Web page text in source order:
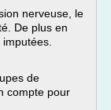
nerveuse, le
De plus en
de
compte pour